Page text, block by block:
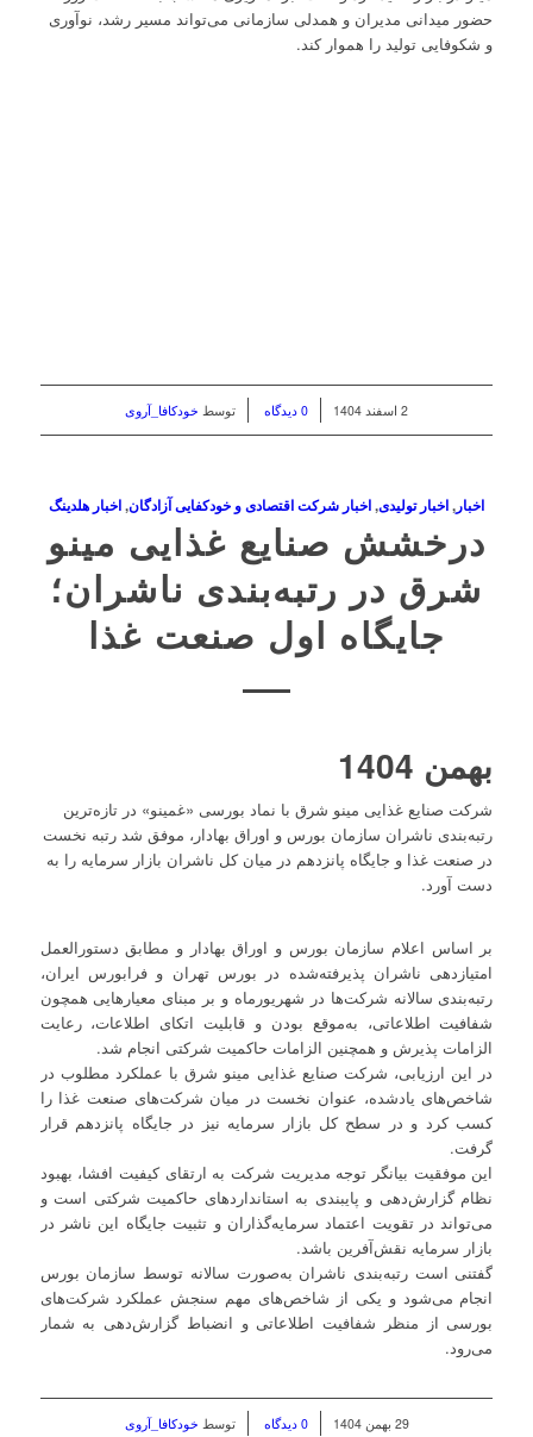
حضور میدانی مدیران و همدلی سازمانی می‌تواند مسیر رشد، نوآوری
و شکوفایی تولید را هموار کند.
2 اسفند 1404 / 0 دیدگاه توسط خودکافا_آر‌وی
اخبار,اخبار تولیدی,اخبار شرکت اقتصادی و خودکفایی آزادگان,اخبار هلدینگ
درخشش صنایع غذایی مینو
شرق در رتبه‌بندی ناشران؛
جایگاه اول صنعت غذا
بهمن 1404
شرکت صنایع غذایی مینو شرق با نماد بورسی «غمینو» در تازه‌ترین
رتبه‌بندی ناشران سازمان بورس و اوراق بهادار، موفق شد رتبه نخست
در صنعت غذا و جایگاه پانزدهم در میان کل ناشران بازار سرمایه را به
دست آورد.
بر اساس اعلام سازمان بورس و اوراق بهادار و مطابق دستورالعمل
امتیازدهی ناشران پذیرفته‌شده در بورس تهران و فرابورس ایران،
رتبه‌بندی سالانه شرکت‌ها در شهریورماه و بر مبنای معیارهایی همچون
شفافیت اطلاعاتی، به‌موقع بودن و قابلیت اتکای اطلاعات، رعایت
الزامات پذیرش و همچنین الزامات حاکمیت شرکتی انجام شد.
در این ارزیابی، شرکت صنایع غذایی مینو شرق با عملکرد مطلوب در
شاخص‌های یادشده، عنوان نخست در میان شرکت‌های صنعت غذا را
کسب کرد و در سطح کل بازار سرمایه نیز در جایگاه پانزدهم قرار
گرفت.
این موفقیت بیانگر توجه مدیریت شرکت به ارتقای کیفیت افشا، بهبود
نظام گزارش‌دهی و پایبندی به استانداردهای حاکمیت شرکتی است و
می‌تواند در تقویت اعتماد سرمایه‌گذاران و تثبیت جایگاه این ناشر در
بازار سرمایه نقش‌آفرین باشد.
گفتنی است رتبه‌بندی ناشران به‌صورت سالانه توسط سازمان بورس
انجام می‌شود و یکی از شاخص‌های مهم سنجش عملکرد شرکت‌های
بورسی از منظر شفافیت اطلاعاتی و انضباط گزارش‌دهی به شمار
می‌رود.
29 بهمن 1404
/ 0 دیدگاه توسط خودکافا_آر‌وی